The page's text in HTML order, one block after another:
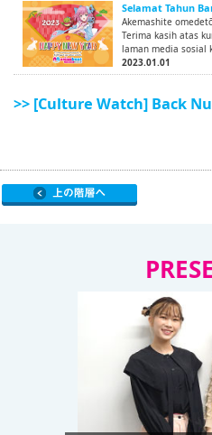
Selamat Tahun
Akemashite
Terima kasih atas
laman media sosial
2023.01.01
>> [Culture Watch] Back